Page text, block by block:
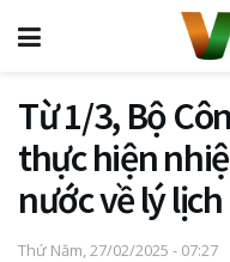
Từ 1/3, Bộ
thực hiện
nước về lý
Thứ Năm, 27/02/2025 - 07:27